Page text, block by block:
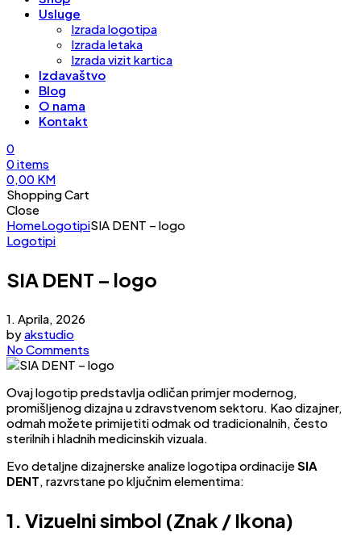
Usluge
Izrada logotipa
Izrada letaka
Izrada vizit kartica
Izdavaštvo
Blog
O nama
Kontakt
0
0items
0,00 KM
Shopping Cart
Close
HomeLogotipiSIA DENT – logo
Logotipi
SIA DENT – logo
1. Aprila, 2026
byakstudio
No Comments
Ovaj logotip predstavlja odličan primjer modernog,
promišljenog dizajna u zdravstvenom sektoru. Kao dizajner,
odmah možete primijetiti odmak od tradicionalnih, često
sterilnih i hladnih medicinskih vizuala.
Evo detaljne dizajnerske analize logotipa ordinacijeSIA
DENT, razvrstane po ključnim elementima:
1. Vizuelni simbol (Znak / Ikona)